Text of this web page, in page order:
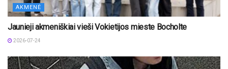
AKMENĖ
Jaunieji akmeniškiai vieši Vokietijos mieste Bocholte
2026-07-24